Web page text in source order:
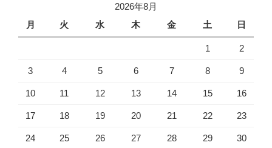
2026年8月
月
火 水 木 金 土 日
1 2
3 4 5 6 7 8 9
10 11 12 13 14 15 16
17 18 19 20 21 22 23
24 25 26 27 28 29 30